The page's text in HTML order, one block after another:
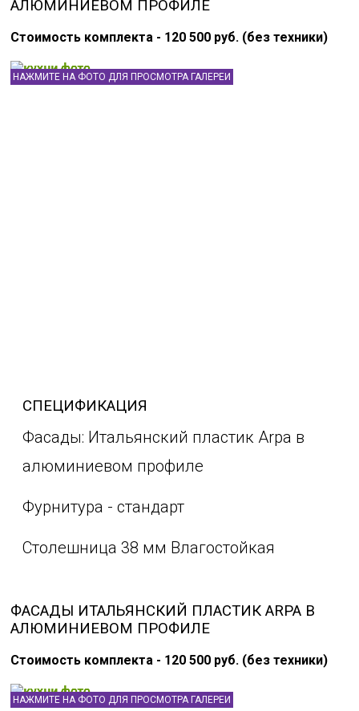
АЛЮМИНИЕВОМ ПРОФИЛЕ
Стоимость комплекта - 120 500 руб. (без техники)
НАЖМИТЕ НА ФОТО ДЛЯ ПРОСМОТРА ГАЛЕРЕИ
СПЕЦИФИКАЦИЯ
Фасады: Итальянский пластик Arpa в
алюминиевом профиле
Фурнитура - стандарт
Столешница 38 мм Влагостойкая
ФАСАДЫ ИТАЛЬЯНСКИЙ ПЛАСТИК ARPA В
АЛЮМИНИЕВОМ ПРОФИЛЕ
Стоимость комплекта - 120 500 руб. (без техники)
НАЖМИТЕ НА ФОТО ДЛЯ ПРОСМОТРА ГАЛЕРЕИ